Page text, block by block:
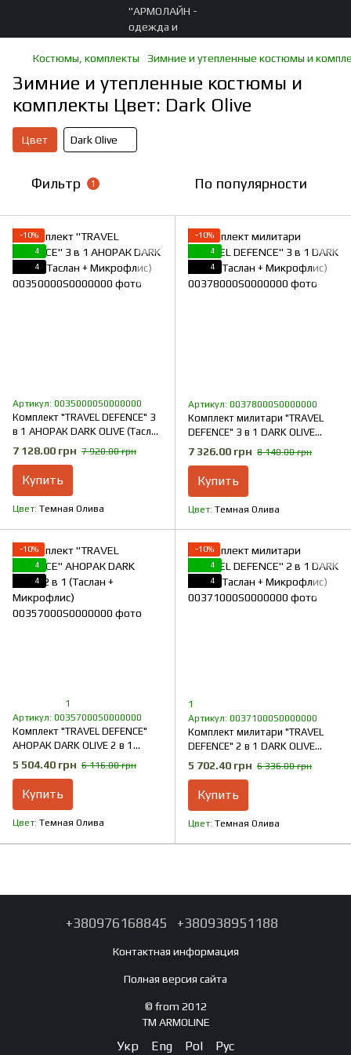
Костюмы, комплекты Зимние и утепленные костюмы и
Зимние и утепленные костюмы и
комплекты Цвет: Dark Olive
Цвет Dark Olive
Фильтр 1 По популярности
−10%
4
4
Артикул: 00350000S0000000
Комплект "TRAVEL DEFENCE" 3
в 1 АНОРАК DARK OLIVE (Таслан
+ Микрофлис)
7 128.00 грн 7 920.00 грн
Купить
Цвет Темная Олива
−10%
4
4
Артикул: 00378000S0000000
Комплект милитари "TRAVEL
DEFENCE" 3 в 1 DARK OLIVE
(Таслан + Микрофлис)
7 326.00 грн 8 140.00 грн
Купить
Цвет Темная Олива
−10%
4
4
1
Артикул: 00357000S0000000
Комплект "TRAVEL DEFENCE"
АНОРАК DARK OLIVE 2 в 1
(Таслан + Микрофлис)
5 504.40 грн 6 116.00 грн
Купить
Цвет Темная Олива
−10%
4
4
1
Артикул: 00371000S0000000
Комплект милитари "TRAVEL
DEFENCE" 2 в 1 DARK OLIVE
(Таслан + Микрофлис)
5 702.40 грн 6 336.00 грн
Купить
Цвет Темная Олива
+380976168845 +380938951188
Контактная информация
Полная версия сайта
© from 2012
TM ARMOLINE
Укр Eng Pol Рус